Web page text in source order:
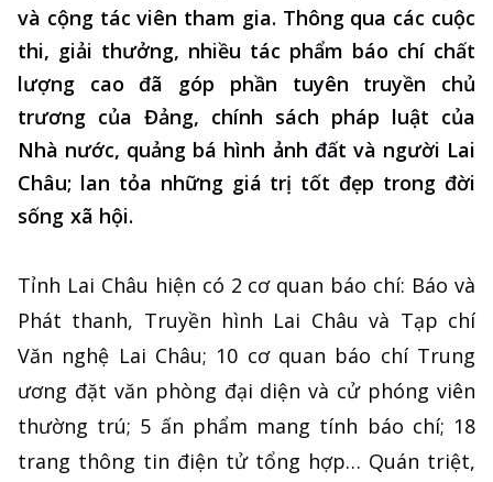
và cộng tác viên tham gia. Thông qua các cuộc
thi, giải thưởng, nhiều tác phẩm báo chí chất
lượng cao đã góp phần tuyên truyền chủ
trương của Đảng, chính sách pháp luật của
Nhà nước, quảng bá hình ảnh đất và người Lai
Châu; lan tỏa những giá trị tốt đẹp trong đời
sống xã hội.
Tỉnh Lai Châu hiện có 2 cơ quan báo chí: Báo và
Phát thanh, Truyền hình Lai Châu và Tạp chí
Văn nghệ Lai Châu; 10 cơ quan báo chí Trung
ương đặt văn phòng đại diện và cử phóng viên
thường trú; 5 ấn phẩm mang tính báo chí; 18
trang thông tin điện tử tổng hợp… Quán triệt,